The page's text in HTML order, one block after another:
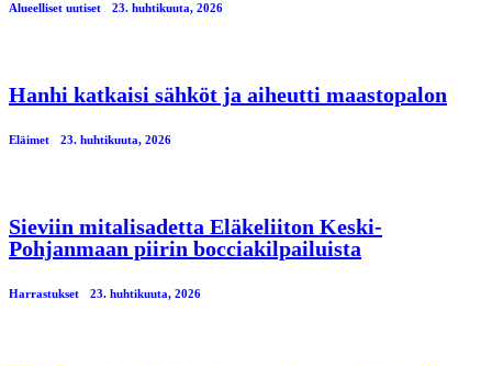
Alueelliset uutiset 23. huhtikuuta, 2026
Hanhi katkaisi sähköt ja aiheutti maastopalon
Eläimet 23. huhtikuuta, 2026
Sieviin mitalisadetta Eläkeliiton Keski-
Pohjanmaan piirin bocciakilpailuista
Harrastukset 23. huhtikuuta, 2026